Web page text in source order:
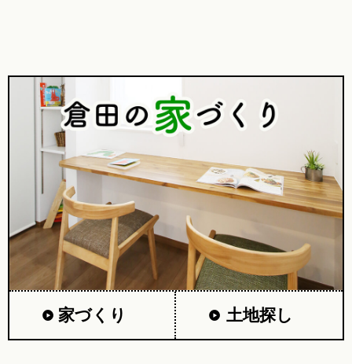
家づくり 土地探し